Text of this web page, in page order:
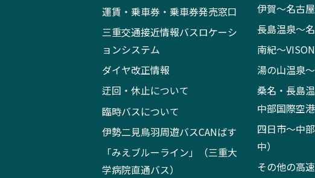
運賃・乗車券・乗車券発売窓口
三重交通接近情報バスロケーシ
ョンシステム
ダイヤ改正情報
迂回・休止について
臨時バスについて
伊勢二見鳥羽周遊バスCANばす
「みえブルーライン」（三重大
学病院直通バス）
伊賀～名古屋
長島温泉～
南紀～
湯の山温泉
桑名・長島
中部国際空
四日市～中
中）
その他の高